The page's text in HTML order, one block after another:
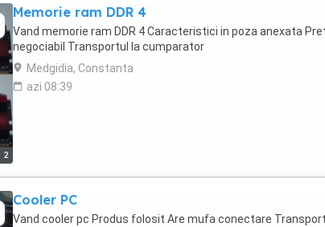
2
Memorie ram DDR 4
Vand memorie ram DDR 4 Caracteristici in poza anexata
negociabil Transportul la cumparator
Medgidia, Constanta
azi 08:39
Cooler PC
Vand cooler pc Produs folosit Are mufa conectare